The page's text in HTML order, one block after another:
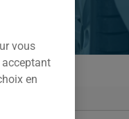
vous
acceptant
en